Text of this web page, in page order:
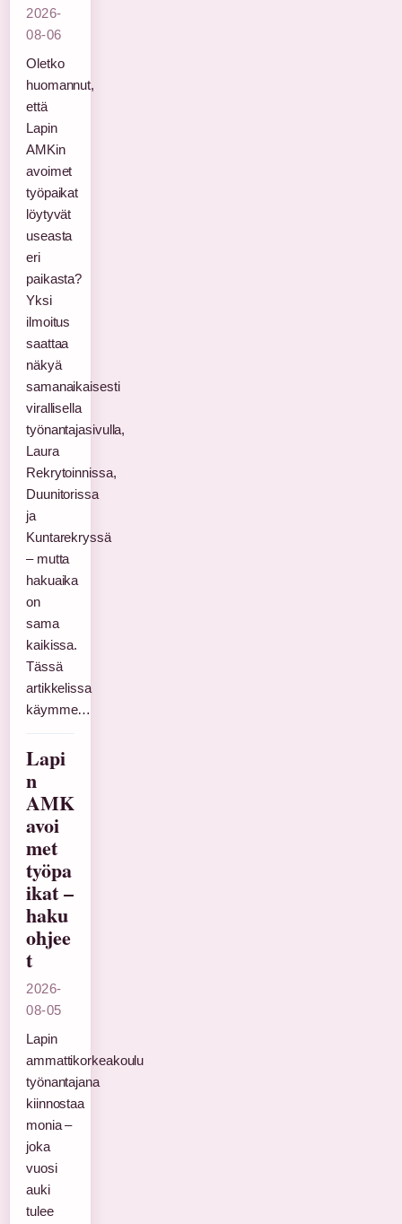
2026-
08-06
Oletko
huomannut,
että
Lapin
AMKin
avoimet
työpaikat
löytyvät
useasta
eri
paikasta?
Yksi
ilmoitus
saattaa
näkyä
samanaikaisesti
virallisella
työnantajasivulla,
Laura
Rekrytoinnissa,
Duunitorissa
ja
Kuntarekryssä
– mutta
hakuaika
on
sama
kaikissa.
Tässä
artikkelissa
käymme…
Lapi
n
AMK
avoi
met
työpa
ikat –
haku
ohjee
t
2026-
08-05
Lapin
ammattikorkeakoulu
työnantajana
kiinnostaa
monia –
joka
vuosi
auki
tulee